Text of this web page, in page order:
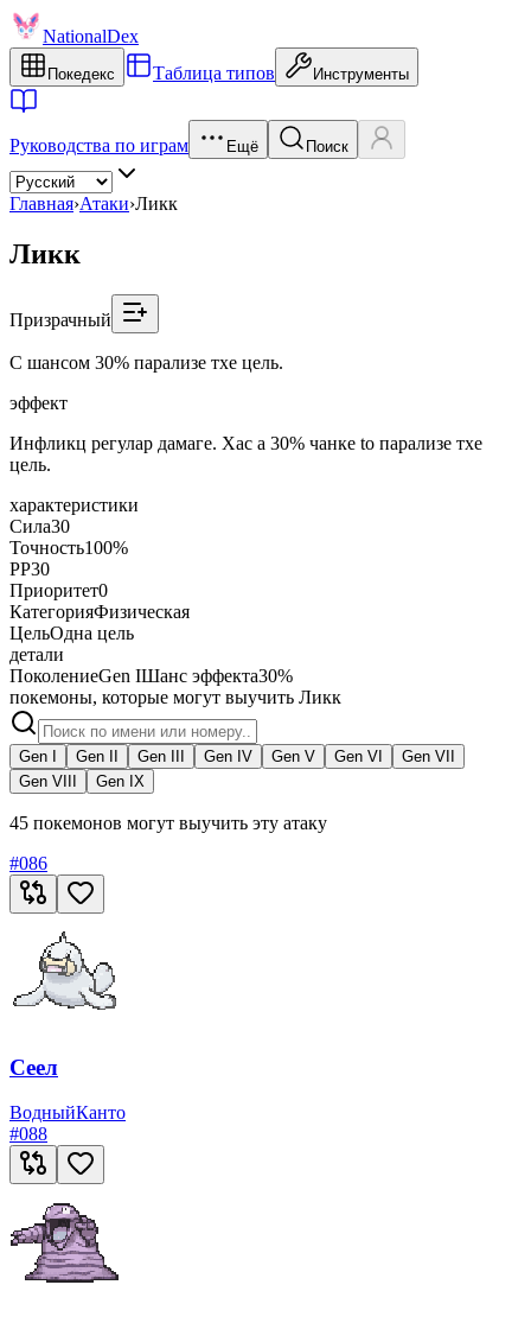
NationalDex
Покедекс Таблица типов Инструменты
Руководства по играм Ещё Поиск
Главная›Атаки›Ликк
Ликк
Призрачный
С шансом 30% парализе тхе цель.
эффект
Инфликц регулар дамаге. Хас a 30% чанке to парализе тхе
цель.
характеристики
Сила30
Точность100%
PP30
Приоритет0
КатегорияФизическая
ЦельОдна цель
детали
ПоколениеGen IШанс эффекта30%
покемоны, которые могут выучить Ликк
Gen I Gen II Gen III Gen IV Gen V Gen VI
Gen VII
Gen VIII
Gen IX
45 покемонов могут выучить эту атаку
#086
Сеел
ВодныйКанто
#088